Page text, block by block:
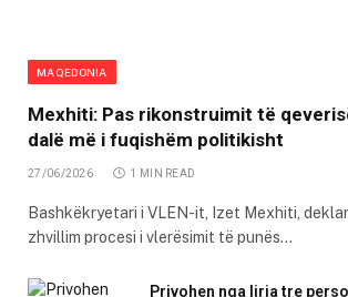
MAQEDONIA
Mexhiti: Pas rikonstruimit të
dalë më i fuqishëm politikisht
27/06/2026 1 MIN READ
Bashkëkryetari i VLEN-it, Izet Mexhiti,
zhvillim procesi i vlerësimit të punës…
Privohen nga liria tre